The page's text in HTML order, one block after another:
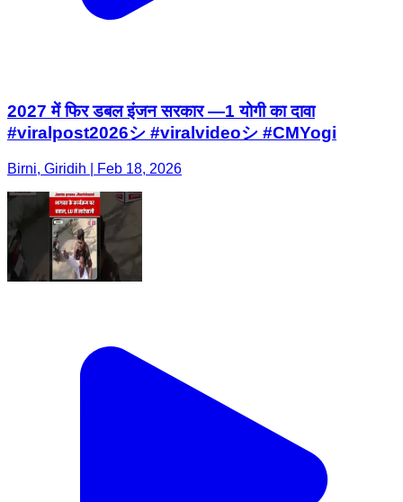
2027 में फिर डबल इंजन सरकार —1 योगी का दावा
#viralpost2026シ #viralvideoシ #CMYogi
Birni, Giridih | Feb 18, 2026